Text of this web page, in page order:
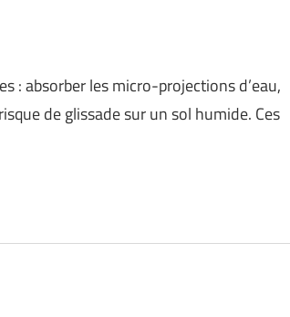
: absorber les micro-projections d’eau,
de glissade sur un sol humide. Ces